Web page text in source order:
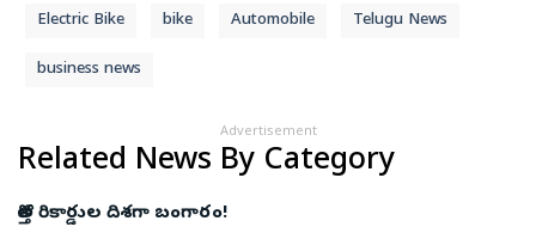
Electric Bike bike Automobile Telugu News
business news
Advertisement
Related News By Category
కొత్త రికార్డుల దిశగా బంగారం!